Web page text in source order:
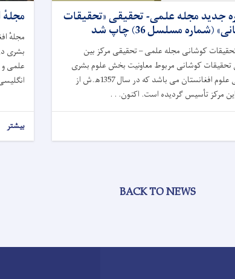
جدید مجله علمی- تحقیقی «تحقیقات
(شماره مسلسل 36) چاپ شد
کوشانی مجله علمی – تحقیقی مرکز بین
تحقیقات کوشانی مربوط معاونیت بخش علوم بشری
اکادمی علوم افغانستان می باشد که در سال 1357ﮪ.ش از
مرکز تأسیس گردیده است. اکنون. . .
مجلهٔ
بشری
علمی
بیشتر
BACK TO NEWS